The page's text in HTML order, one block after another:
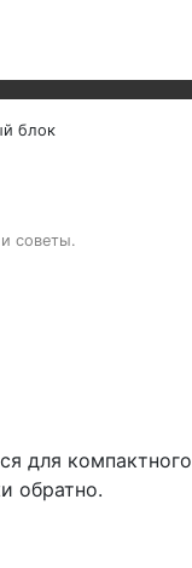
блок
советы.
для компактного
обратно.